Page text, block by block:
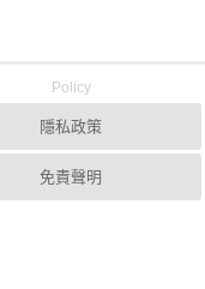
Policy
隱私政策
免責聲明